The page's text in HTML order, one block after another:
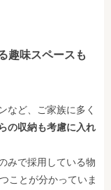
趣味スペースも
など、ご家族に多く
の収納も考慮に入れ
みで採用している物
ことが分かっていま